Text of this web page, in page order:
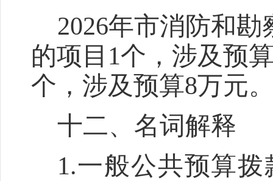
2026年市消防和勘
的项目 1个，涉及预
个，涉及预算8万元
十二、名词解释
1.一般公共预算